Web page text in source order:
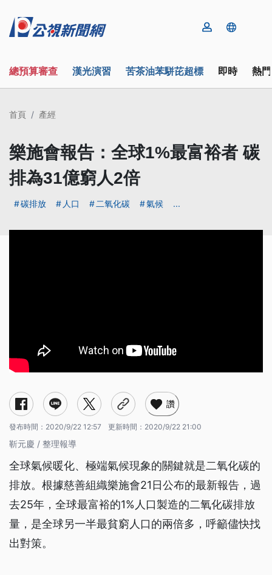
總預算審查 漢光演習 苦茶油苯駢芘超標 即時 熱
首頁 產經
樂施會報告：全球1%最富裕者 碳
排為31億窮人2倍
碳排放 人口 二氧化碳 氣候 ...
讚
發布時間： 2020/9/22 12:57 更新時間： 2020/9/22 21:00
靳元慶 / 整理報導
全球氣候暖化、極端氣候現象的關鍵就是二氧化碳的
排放。根據慈善組織樂施會21日公布的最新報告，過
去25年，全球最富裕的1%人口製造的二氧化碳排放
量，是全球另一半最貧窮人口的兩倍多，呼籲儘快找
出對策。